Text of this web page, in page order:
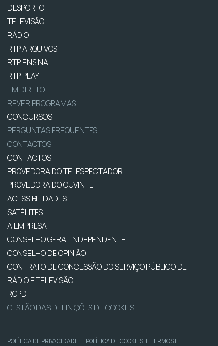
DESPORTO
TELEVISÃO
RÁDIO
RTP ARQUIVOS
RTP ENSINA
RTP PLAY
EM DIRETO
REVER PROGRAMAS
CONCURSOS
PERGUNTAS FREQUENTES
CONTACTOS
CONTACTOS
PROVEDORA DO TELESPECTADOR
PROVEDORA DO OUVINTE
ACESSIBILIDADES
SATÉLITES
A EMPRESA
CONSELHO GERAL INDEPENDENTE
CONSELHO DE OPINIÃO
CONTRATO DE CONCESSÃO DO SERVIÇO PÚBLICO DE
RÁDIO E TELEVISÃO
RGPD
GESTÃO DAS DEFINIÇÕES DE COOKIES
POLÍTICA DE PRIVACIDADE | POLÍTICA DE COOKIES | TERMOS E